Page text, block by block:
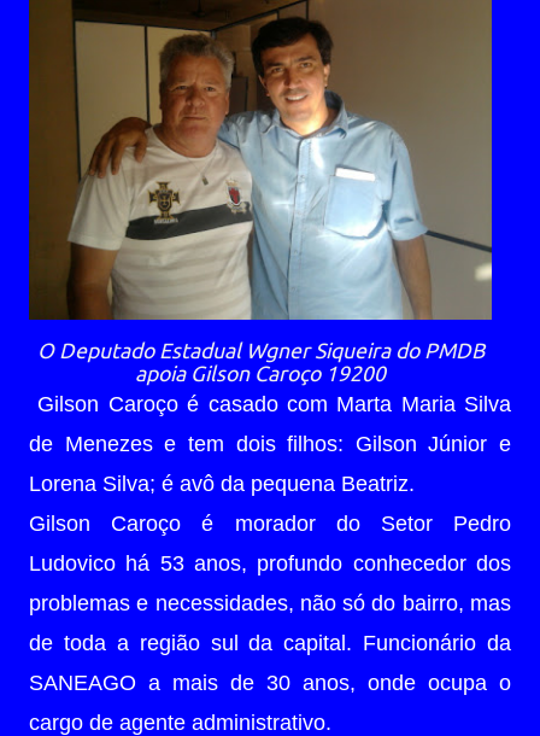
O Deputado Estadual Wgner Siqueira do PMDB
apoia Gilson Caroço 19200
Gilson Caroço é casado com Marta Maria Silva
de Menezes e tem dois filhos: Gilson Júnior e
Lorena Silva; é avô da pequena Beatriz.
Gilson Caroço é morador do Setor Pedro
Ludovico há 53 anos, profundo conhecedor dos
problemas e necessidades, não só do bairro, mas
de toda a região sul da capital. Funcionário da
SANEAGO a mais de 30 anos, onde ocupa o
cargo de agente administrativo.